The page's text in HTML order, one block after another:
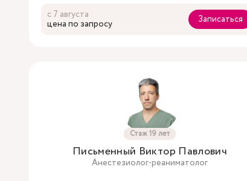
с 7 августа
цена по запросу
Записаться
Стаж 19 лет
Письменный Виктор Павлович
Анестезиолог-реаниматолог